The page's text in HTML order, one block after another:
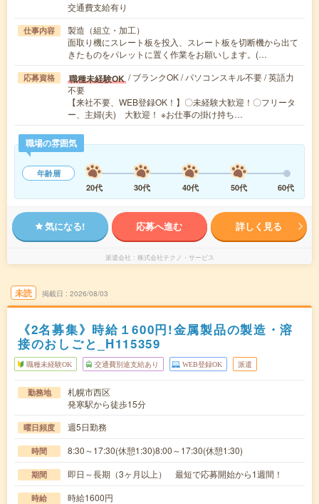
交通費支給有り
仕事内容
製造（組立・加工）
面取り機にスレート板を投入、スレート板を切断機から出て
きたものをパレットに置く作業をお願いします。(…
応募資格 職種未経験OK / ブランクOK / パソコンスキル不要 / 英語力
不要
【来社不要、WEB登録OK！】〇未経験大歓迎！〇フリータ
ー、主婦(夫) 大歓迎！ ※お仕事の掛け持ち…
職場の雰囲気
年齢層
20代
30代 40代 50代 60代
気になる! 応募へ進む 詳しく見る
派遣会社 株式会社テクノ・サービス
未読 掲載日 2026/08/03
《2名募集》時給１600円!金属製品の製造・溶
接のおしごと_H115359
職種未経験OK 交通費別途支給あり WEB登録OK 派遣
勤務地
札幌市西区
発寒駅から徒歩15分
曜日頻度 週5日勤務
時間 8:30～17:30(休憩1:30)8:00～17:30(休憩1:30)
期間 即日～長期（3ヶ月以上） 最短で応募開始から1週間！
時給 時給1600円